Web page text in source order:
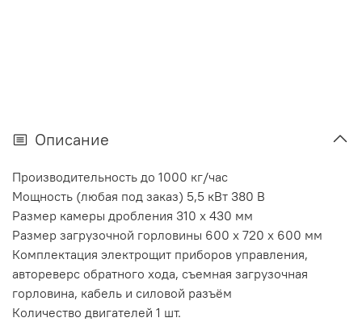
Описание
Производительность до 1000 кг/час
Мощность (любая под заказ) 5,5 кВт 380 В
Размер камеры дробления 310 х 430 мм
Размер загрузочной горловины 600 х 720 х 600 мм
Комплектация электрощит приборов управления,
автореверс обратного хода, съемная загрузочная
горловина, кабель и силовой разъём
Количество двигателей 1 шт.